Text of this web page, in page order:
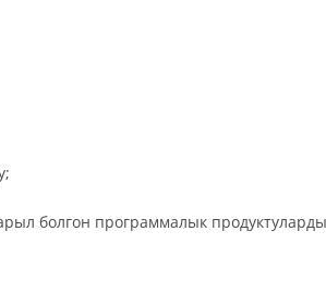
программалык продуктуларды